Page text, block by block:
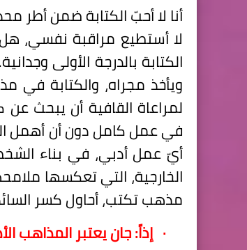
أنا لا أحبّ الكتابة ضمن أطر
لا أستطيع مراقبة نفسي،
الكتابة بالدرجة الأولى
ويأخذ مجراه، والكتابة في
لمراعاة القافية أن يبحث
في عمل كامل دون أن أهمل
أيّ عمل أدبي، في بناء
الخارجية، التي تعكسها
مذهب تكتب، أحاول كسر
· إذاً: جان يعتبر المذاهب